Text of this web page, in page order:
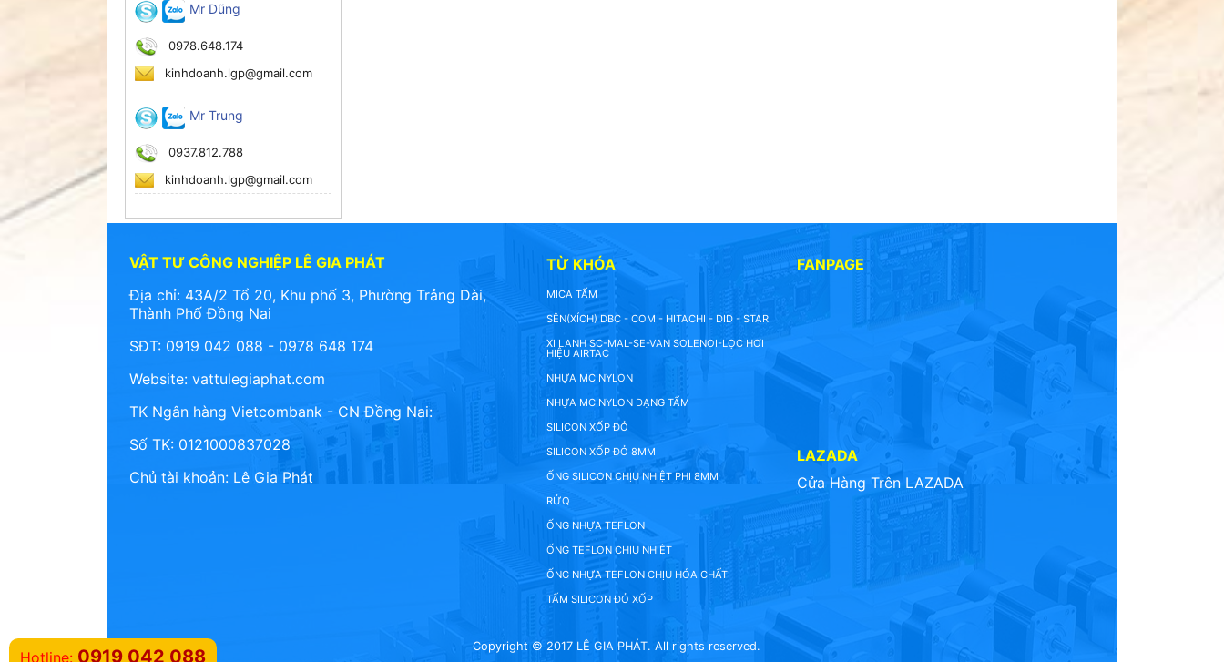
Mr Dũng
0978.648.174
kinhdoanh.lgp@gmail.com
Mr Trung
0937.812.788
kinhdoanh.lgp@gmail.com
VẬT TƯ CÔNG NGHIỆP LÊ GIA PHÁT
Địa chỉ: 43A/2 Tổ 20, Khu phố 3, Phường Trảng Dài,
Thành Phố Đồng Nai
SĐT: 0919 042 088 - 0978 648 174
Website: vattulegiaphat.com
TK Ngân hàng Vietcombank - CN Đồng Nai:
Số TK: 0121000837028
Chủ tài khoản: Lê Gia Phát
TỪ KHÓA
MICA TẤM
SÊN(XÍCH) DBC - COM - HITACHI - DID - STAR
XI LANH SC-MAL-SE-VAN SOLENOI-LỌC HƠI
HIỆU AIRTAC
NHỰA MC NYLON
NHỰA MC NYLON DẠNG TẤM
SILICON XỐP ĐỎ
SILICON XỐP ĐỎ 8MM
ỐNG SILICON CHỊU NHIỆT PHI 8MM
RỬQ
ỐNG NHỰA TEFLON
ỐNG TEFLON CHỊU NHIỆT
ỐNG NHỰA TEFLON CHỊU HÓA CHẤT
TẤM SILICON ĐỎ XỐP
FANPAGE
LAZADA
Cửa Hàng Trên LAZADA
Copyright © 2017 LÊ GIA PHÁT. All rights reserved.
Hotline: 0919 042 088